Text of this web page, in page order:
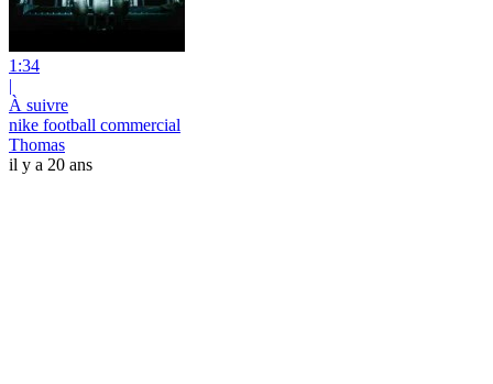
1:34
|
À suivre
nike football commercial
Thomas
il y a 20 ans